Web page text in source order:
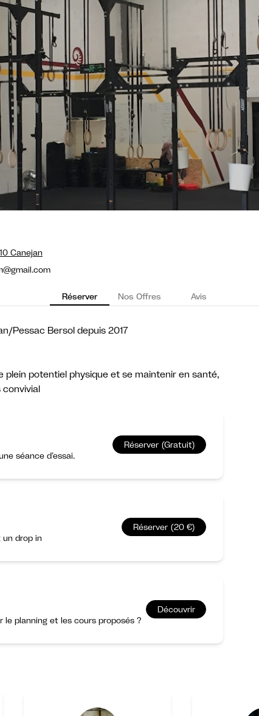
Canejan
Réserver Nos Offres Avis
Pessac Bersol depuis 2017
potentiel physique et se maintenir en santé,
séance d’essai.
Réserver (Gratuit)
drop in
Réserver (20 €)
le planning et les cours proposés ?
Découvrir